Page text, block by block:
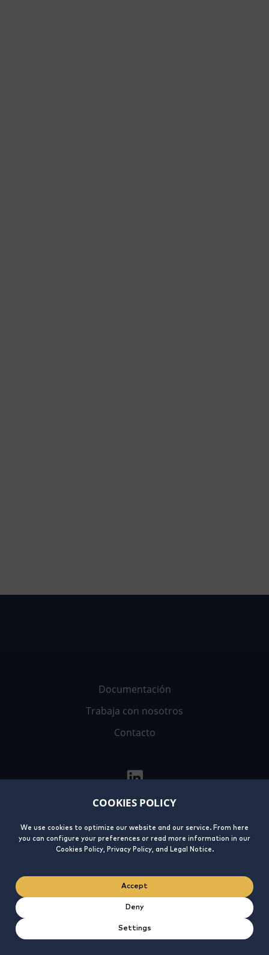
COOKIES POLICY
We use cookies to optimize our website and our service. From here
you can configure your preferences or read more information in our
Cookies Policy, Privacy Policy, and Legal Notice.
Accept
Deny
Settings
Documentación
Trabaja con nosotros
Contacto
Aviso
Política de
privacidad
Política de
cookies
Integrity
Line